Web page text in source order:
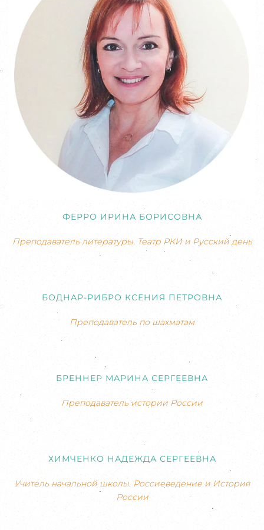
ФЕРРО ИРИНА БОРИСОВНА
Преподаватель литературы. Театр РКИ и Русский день
БОДНАР-РИБРО КСЕНИЯ ПЕТРОВНА
Преподаватель по шахматам
БРЕННЕР МАРИНА СЕРГЕЕВНА
Преподаватель истории России
ХИМЧЕНКО НАДЕЖДА СЕРГЕЕВНА
Учитель начальной школы. Россиеведение и История
России